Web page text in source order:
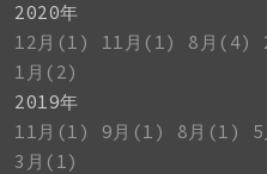
2020年
12月(1)
11月(1) 8月(4)
1月(2)
2019年
11月(1)
9月(1) 8月(1)
3月(1)